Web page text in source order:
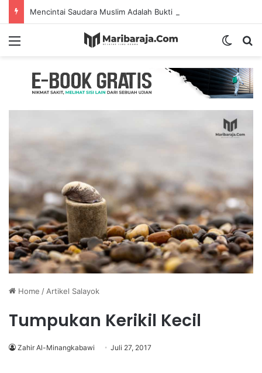
Home / Artikel Salayok
Tumpukan Kerikil Kecil
Zahir Al-Minangkabawi Juli 27, 2017